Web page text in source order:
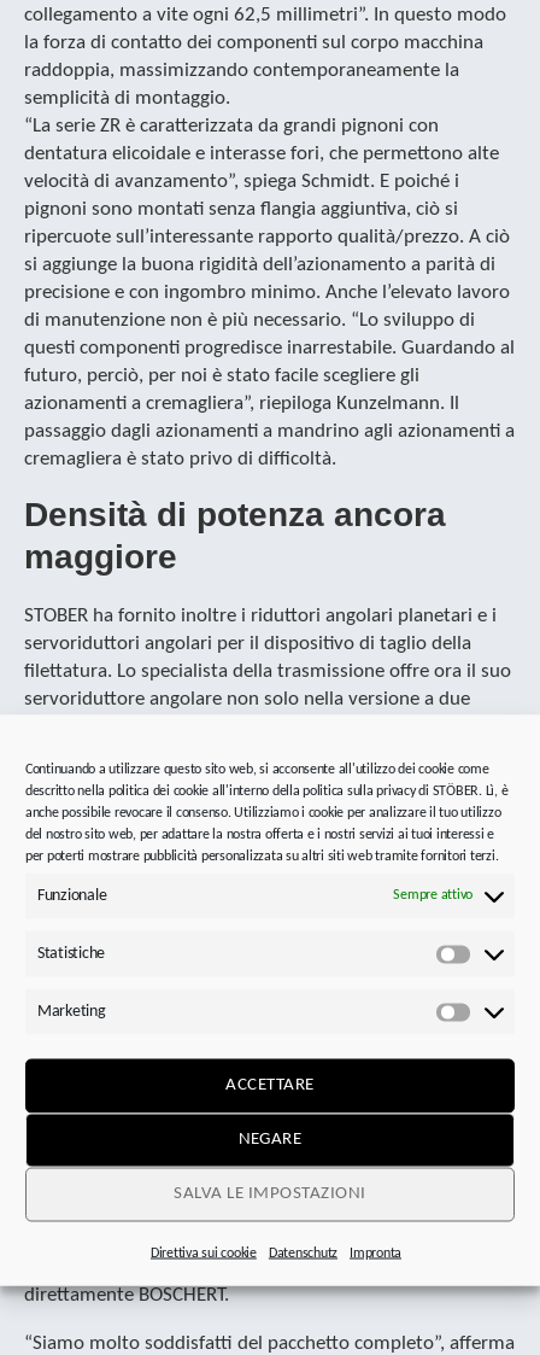
Continuando a utilizzare questo sito web, si acconsente all'utilizzo dei cookie come
descritto nella politica dei cookie all'interno della politica sulla privacy di STÖBER. Lì, è
anche possibile revocare il consenso. Utilizziamo i cookie per analizzare il tuo utilizzo
del nostro sito web, per adattare la nostra offerta e i nostri servizi ai tuoi interessi e
per poterti mostrare pubblicità personalizzata su altri siti web tramite fornitori terzi.
Funzionale Sempre attivo
Statistiche
Marketing
ACCETTARE
NEGARE
SALVA LE IMPOSTAZIONI
Direttiva sui cookie Datenschutz Impronta
collegamento a vite ogni 62,5 millimetri”. In questo modo
la forza di contatto dei componenti sul corpo macchina
raddoppia, massimizzando contemporaneamente la
semplicità di montaggio.
“La serie ZR è caratterizzata da grandi pignoni con
dentatura elicoidale e interasse fori, che permettono alte
velocità di avanzamento”, spiega Schmidt. E poiché i
pignoni sono montati senza flangia aggiuntiva, ciò si
ripercuote sull’interessante rapporto qualità/prezzo. A ciò
si aggiunge la buona rigidità dell’azionamento a parità di
precisione e con ingombro minimo. Anche l’elevato lavoro
di manutenzione non è più necessario. “Lo sviluppo di
questi componenti progredisce inarrestabile. Guardando al
futuro, perciò, per noi è stato facile scegliere gli
azionamenti a cremagliera”, riepiloga Kunzelmann. Il
passaggio dagli azionamenti a mandrino agli azionamenti a
cremagliera è stato privo di difficoltà.
Densità di potenza ancora
maggiore
STOBER ha fornito inoltre i riduttori angolari planetari e i
servoriduttori angolari per il dispositivo di taglio della
filettatura. Lo specialista della trasmissione offre ora il suo
servoriduttore angolare non solo nella versione a due
La serie di nuova progettazione vanta una robusta
tecnologia dei cuscinetti e una tecnologia della dentatura
di alta qualità che rende i riduttori estremamente
resistenti e anti-ribaltamento. Rispetto alla versione a due
stadi, la versione monostadio con rapporto del riduttore 2
decisamente superiori. Nella versione a tre stadi è
disponibile un campo del rapporto del riduttore fino a
seconda dell’applicazione e delle opzioni della clientela, i
componenti funzionano in modo sincrono e in parte
singolarmente. “Abbiamo progettato le soluzioni di
trasmissione insieme a BOSCHERT e Schneider Electric, che
direttamente BOSCHERT.
“Siamo molto soddisfatti del pacchetto completo”, afferma